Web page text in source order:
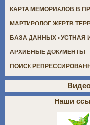
КАРТА МЕМОРИАЛОВ В
МАРТИРОЛОГ ЖЕРТВ
БАЗА ДАННЫХ «УСТНАЯ
АРХИВНЫЕ ДОКУМЕНТЫ
ПОИСК
Видео
Наши